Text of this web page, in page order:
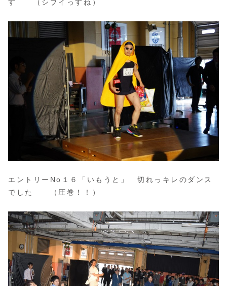
す （シブイっすね）
エントリーNo１６「いもうと」 切れっキレのダンス
でした （圧巻！！）